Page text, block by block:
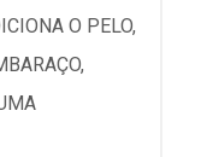
O PELO,